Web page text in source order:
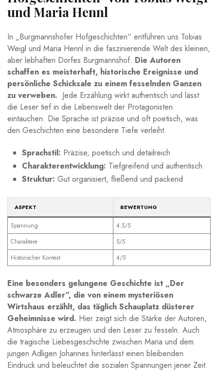
und Maria Hennl
In „Burgmannshofer ⁣Hofgeschichten“ entführen uns Tobias
Weigl und Maria⁣ Hennl in die faszinierende​ Welt des kleinen,
aber lebhaften ‌Dorfes ​Burgmannshof. Die Autoren⁤
schaffen es ‍meisterhaft, historische Ereignisse ‌und⁣
persönliche⁣ Schicksale zu einem fesselnden Ganzen
zu verweben. ‍ Jede Erzählung wirkt authentisch‌ und lässt
die Leser ​tief in die Lebenswelt der Protagonisten
eintauchen.⁢ Die Sprache ist präzise und oft poetisch, was
den Geschichten eine besondere Tiefe verleiht.
Sprachstil: Präzise,⁤ poetisch und detailreich
Charakterentwicklung: Tiefgreifend und authentisch
Struktur: ‍Gut organisiert, fließend und ⁤packend
ASPEKT BEWERTUNG
Spannung
4.5/5
Charaktere
5/5
Historischer Kontext
4/5
Eine besonders gelungene Geschichte ist „Der⁣
schwarze⁢ Adler“, die von einem mysteriösen
Wirtshaus erzählt, das täglich Schauplatz düsterer
Geheimnisse wird. Hier zeigt sich die ⁢Stärke der Autoren,
Atmosphäre ​zu erzeugen und den⁤ Leser zu fesseln. Auch
die tragische Liebesgeschichte zwischen ⁢Maria und‍ dem
jungen Adligen⁢ Johannes hinterlässt⁤ einen bleibenden
Eindruck und beleuchtet die sozialen Spannungen jener⁤ Zeit.